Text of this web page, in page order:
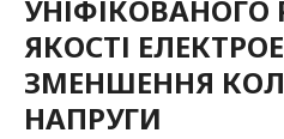
УНІФІКОВАНОГО
ЯКОСТІ
ЗМЕНШЕННЯ
НАПРУГИ